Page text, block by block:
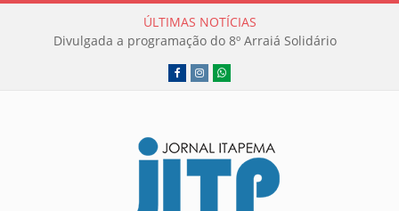
ÚLTIMAS NOTÍCIAS
Divulgada a programação do 8º Arraiá Solidário
FacebookInstagramWhatsApp